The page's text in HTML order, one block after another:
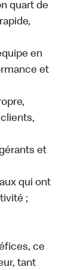
quart de
en
et
et
qui ont
;
ce
tant